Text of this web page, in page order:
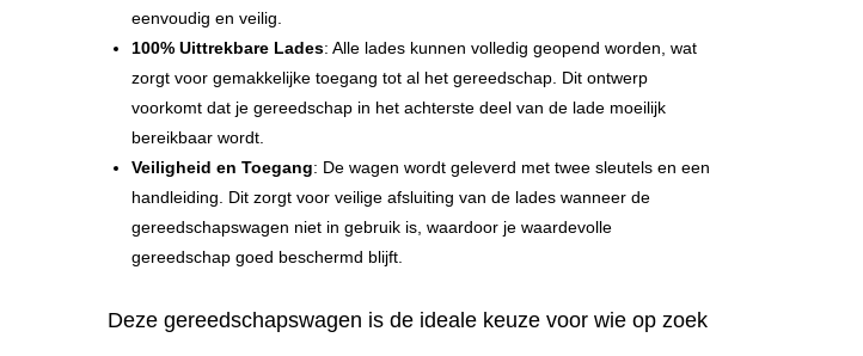
eenvoudig en veilig.
100% Uittrekbare Lades: Alle lades kunnen volledig geopend worden, wat
zorgt voor gemakkelijke toegang tot al het gereedschap. Dit ontwerp
voorkomt dat je gereedschap in het achterste deel van de lade moeilijk
bereikbaar wordt.
Veiligheid en Toegang: De wagen wordt geleverd met twee sleutels en een
handleiding. Dit zorgt voor veilige afsluiting van de lades wanneer de
gereedschapswagen niet in gebruik is, waardoor je waardevolle
gereedschap goed beschermd blijft.
Deze gereedschapswagen is de ideale keuze voor wie op zoek